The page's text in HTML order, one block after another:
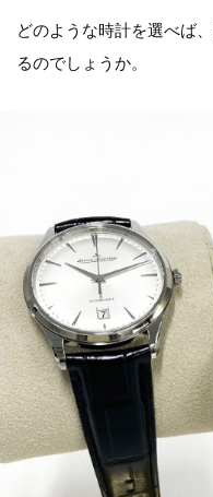
どのような時計を選べば
るのでしょうか。